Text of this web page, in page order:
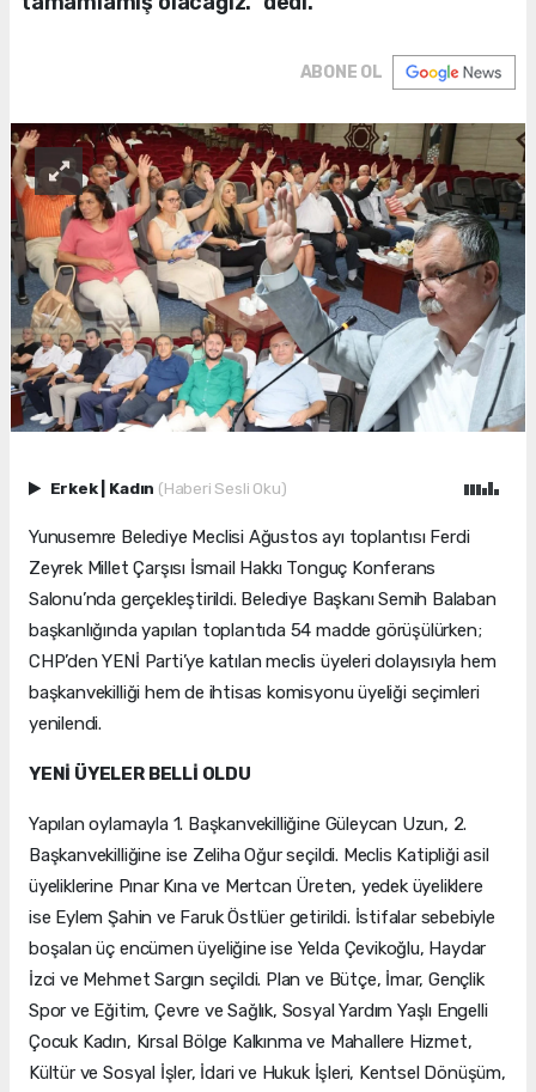
ABONE OL
Erkek Kadın (Haberi Sesli Oku)
Yunusemre Belediye Meclisi Ağustos ayı toplantısı Ferdi
Zeyrek Millet Çarşısı İsmail Hakkı Tonguç Konferans
Salonu’nda gerçekleştirildi. Belediye Başkanı Semih Balaban
başkanlığında yapılan toplantıda 54 madde görüşülürken;
CHP’den YENİ Parti’ye katılan meclis üyeleri dolayısıyla hem
başkanvekilliği hem de ihtisas komisyonu üyeliği seçimleri
yenilendi.
YENİ ÜYELER BELLİ OLDU
Yapılan oylamayla 1. Başkanvekilliğine Güleycan Uzun, 2.
Başkanvekilliğine ise Zeliha Oğur seçildi. Meclis Katipliği asil
üyeliklerine Pınar Kına ve Mertcan Üreten, yedek üyeliklere
ise Eylem Şahin ve Faruk Östlüer getirildi. İstifalar sebebiyle
boşalan üç encümen üyeliğine ise Yelda Çevikoğlu, Haydar
İzci ve Mehmet Sargın seçildi. Plan ve Bütçe, İmar, Gençlik
Spor ve Eğitim, Çevre ve Sağlık, Sosyal Yardım Yaşlı Engelli
Çocuk Kadın, Kırsal Bölge Kalkınma ve Mahallere Hizmet,
Kültür ve Sosyal İşler, İdari ve Hukuk İşleri, Kentsel Dönüşüm,